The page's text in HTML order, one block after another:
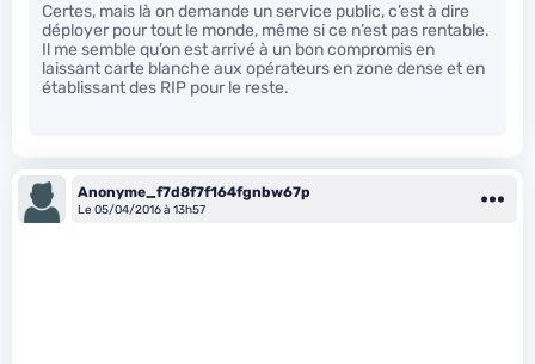
Certes, mais là on demande un service public, c’est à dire
déployer pour tout le monde, même si ce n’est pas rentable.
Il me semble qu’on est arrivé à un bon compromis en
laissant carte blanche aux opérateurs en zone dense et en
établissant des RIP pour le reste.
Anonyme_f7d8f7f164fgnbw67p
Le 05/04/2016 à 13h57